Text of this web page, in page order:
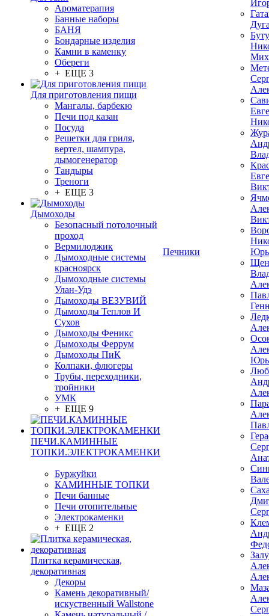
Ароматерапия
Банные наборы
БАНЯ
Бондарные изделия
Камни в каменку
Обереги
+ ЕЩЕ 3
Для приготовления пищи
Мангалы, барбекю
Печи под казан
Посуда
Решетки для гриля,
вертел, шампура,
дымогенератор
Тандыры
Треноги
+ ЕЩЕ 3
Дымоходы
Безопасный потолочный
проход
Вермилоджик
Дымоходные системы
красноярск
Дымоходные системы
Улан-Удэ
Дымоходы ВЕЗУВИЙ
Дымоходы Теплов И
Сухов
Дымоходы Феникс
Дымоходы Феррум
Дымоходы ПиК
Колпаки, флюгеры
Трубы, переходники,
тройники
УМК
+ ЕЩЕ 9
ПЕЧИ.КАМИННЫЕ
ТОПКИ.ЭЛЕКТРОКАМЕНКИ
Буржуйки
КАМИННЫЕ ТОПКИ
Печи банные
Печи отопительные
Электрокаменки
+ ЕЩЕ 2
Плитка керамическая,
декоративная
Декоры
Камень декоративный/
искуственный Wallstone
Печники